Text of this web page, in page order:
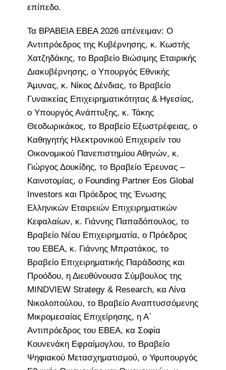
επίπεδο.
Τα ΒΡΑΒΕΙΑ ΕΒΕΑ 2026 απένειμαν: Ο
Αντιπρόεδρος της Κυβέρνησης, κ. Κωστής
Χατζηδάκης, το Βραβείο Βιώσιμης Εταιρικής
Διακυβέρνησης, o Yπουργός Εθνικής
Άμυνας, κ. Νίκος Δένδιας, το Βραβείο
Γυναικείας Επιχειρηματικότητας & Ηγεσίας,
ο Υπουργός Ανάπτυξης, κ. Τάκης
Θεοδωρικάκος, το Βραβείο Εξωστρέφειας, ο
Καθηγητής Ηλεκτρονικού Επιχειρείν του
Οικονομικού Πανεπιστημίου Αθηνών, κ.
Γιώργος Δουκίδης, το Βραβείο Έρευνας –
Καινοτομίας, ο Founding Partner Eos Global
Investors και Πρόεδρος της Ένωσης
Ελληνικών Εταιρειών Επιχειρηματικών
Κεφαλαίων, κ. Γιάννης Παπαδόπουλος, το
Βραβείο Νέου Επιχειρηματία, ο Πρόεδρος
του ΕΒΕΑ, κ. Γιάννης Μπρατάκος, το
Βραβείο Επιχειρηματικής Παράδοσης και
Προόδου, η Διευθύνουσα Σύμβουλος της
MINDVIEW Strategy & Research, κα Λίνα
Νικολοπούλου, το Βραβείο Αναπτυσσόμενης
Μικρομεσαίας Επιχείρησης, η Α΄
Αντιπρόεδρος του ΕΒΕΑ, κα Σοφία
Κουνενάκη Εφραίμογλου, το Βραβείο
Ψηφιακού Μετασχηματισμού, ο Υφυπουργός